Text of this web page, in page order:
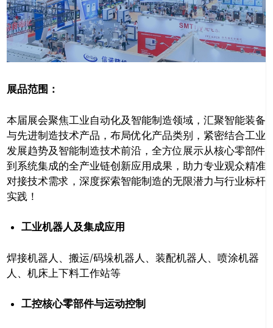
展品范围：
本届展会聚焦工业自动化及智能制造领域，汇聚智能装备
与先进制造技术产品，布局优化产品类别，紧密结合工业
发展趋势及智能制造技术前沿，全方位展示从核心零部件
到系统集成的全产业链创新应用成果，助力专业观众精准
对接技术需求，深度探索智能制造的无限潜力与行业标杆
实践！
工业机器人及集成应用
焊接机器人、搬运/码垛机器人、装配机器人、喷涂机器
人、机床上下料工作站等
工控核心零部件与运动控制